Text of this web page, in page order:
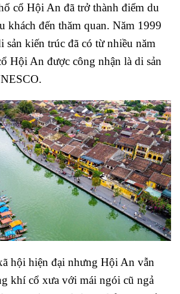
cổ Hội An đã trở thành điểm du
khách đến thăm quan. Năm 1999
sản kiến trúc đã có từ nhiều năm
Hội An được công nhận là di sản
hội hiện đại nhưng Hội An vẫn
khí cổ xưa với mái ngói cũ ngả